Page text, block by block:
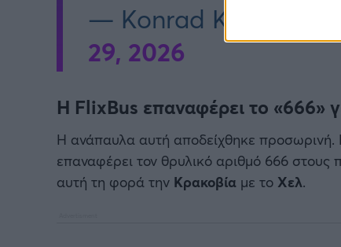
— Konrad Krajewski
29, 2026
Η FlixBus επαναφέρει το «666»
Η ανάπαυλα αυτή αποδείχθηκε προσωρινή.
επαναφέρει τον θρυλικό αριθμό 666 στους
αυτή τη φορά την Κρακοβία με το Χελ.